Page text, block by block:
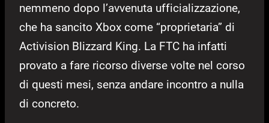
nemmeno dopo l’avvenuta ufficializzazione,
che ha sancito Xbox come “proprietaria” di
Activision Blizzard King. La FTC ha infatti
provato a fare ricorso diverse volte nel corso
di questi mesi, senza andare incontro a nulla
di concreto.